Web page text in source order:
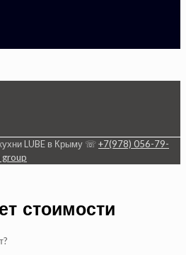
LUBE в Крыму ☏+7(978) 056-79-
стоимости